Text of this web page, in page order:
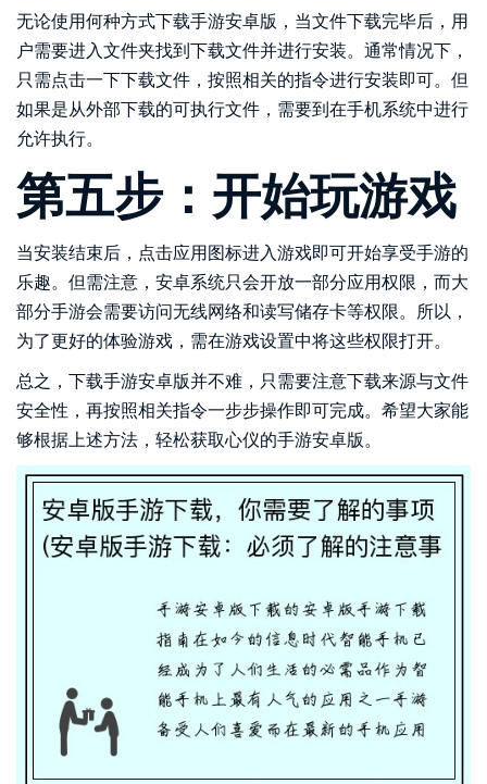
无论使用何种方式下载手游安卓版，当文件下载完毕后，用
户需要进入文件夹找到下载文件并进行安装。通常情况下，
只需点击一下下载文件，按照相关的指令进行安装即可。但
如果是从外部下载的可执行文件，需要到在手机系统中进行
允许执行。
第五步：开始玩游戏
当安装结束后，点击应用图标进入游戏即可开始享受手游的
乐趣。但需注意，安卓系统只会开放一部分应用权限，而大
部分手游会需要访问无线网络和读写储存卡等权限。所以，
为了更好的体验游戏，需在游戏设置中将这些权限打开。
总之，下载手游安卓版并不难，只需要注意下载来源与文件
安全性，再按照相关指令一步步操作即可完成。希望大家能
够根据上述方法，轻松获取心仪的手游安卓版。